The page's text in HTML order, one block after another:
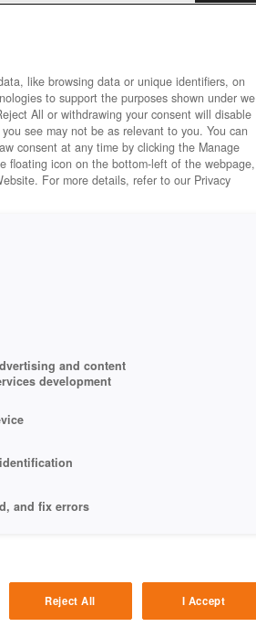
like browsing data or unique identifiers, on
to support the purposes shown under we
All or withdrawing your consent will disable
see may not be as relevant to you. You can
consent at any time by clicking the Manage
floating icon on the bottom-left of the
For more details, refer to our Privacy
and content
development
and fix errors
sourcesReject All I Accept